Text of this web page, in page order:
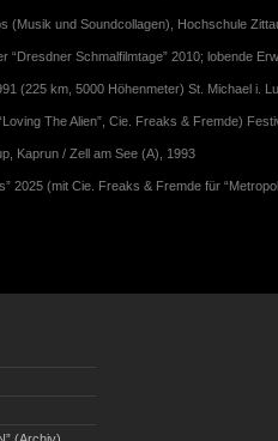
(Musik und Soundcollagen), Hochschule
“Dresdner Schmalfilmtage” 2010; lobende
(225 km, 5000 Höhenmeter) St. Michael i.
The Alien”, Cie. Freaks & Fremde)
Kaprun / Zell am See (A), 1993
2025 (mit Cie. Freaks & Fremde für